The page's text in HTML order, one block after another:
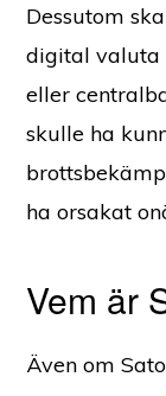
Dessutom
digital valuta
eller
skulle ha
ha orsakat
Vem är
Även om